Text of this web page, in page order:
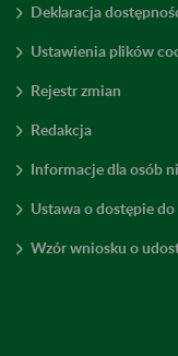
Deklaracja
Ustawienia plików
Rejestr zmian
Redakcja
Informacje dla osób
Ustawa o dostępie
Wzór wniosku o